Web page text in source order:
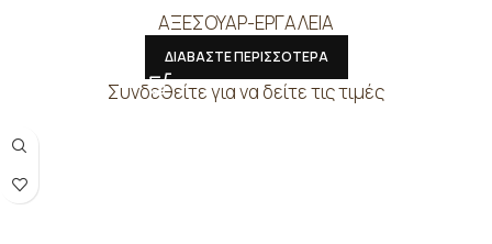
ΑΞΕΣΟΥΑΡ-ΕΡΓΑΛΕΙΑ
ΔΙΑΒΑΣΤΕ ΠΕΡΙΣΣΟΤΕΡΑ
Συνδεθείτε για να δείτε τις τιμές